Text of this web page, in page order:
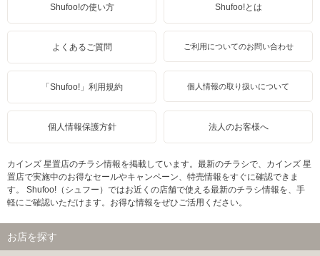
Shufoo!の使い方 Shufoo!とは
よくあるご質問 ご利用についてのお問い合わせ
「Shufoo!」利用規約 個人情報の取り扱いについて
個人情報保護方針 法人のお客様へ
カインズ 星置店のチラシ情報を掲載しています。最新のチラシで、カインズ 星
置店で実施中のお得なセールやキャンペーン、特売情報をすぐに確認できま
す。 Shufoo!（シュフー）ではお近くの店舗で使える最新のチラシ情報を、手
軽にご確認いただけます。お得な情報をぜひご活用ください。
お店を探す